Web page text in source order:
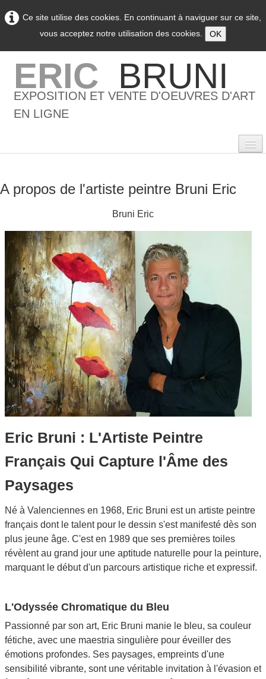
Ce site utilise des cookies. En continuant à naviguer sur ce site,
vous acceptez notre utilisation des cookies.
OK
ERIC BRUNI
EXPOSITION ET VENTE D'OEUVRES D'ART
EN LIGNE
0
L'artiste▼
Galeries▼
Vente▼
Boutique
Contact
Newsletter
BLOG
Français
A propos de l'artiste peintre Bruni Eric
Bruni Eric
Eric Bruni : L'Artiste Peintre
Français Qui Capture l'Âme des
Paysages
Né à Valenciennes en 1968, Eric Bruni est un artiste peintre
français dont le talent pour le dessin s'est manifesté dès son
plus jeune âge. C'est en 1989 que ses premières toiles
révèlent au grand jour une aptitude naturelle pour la peinture,
marquant le début d'un parcours artistique riche et expressif.
L'Odyssée Chromatique du Bleu
Passionné par son art, Eric Bruni manie le bleu, sa couleur
fétiche, avec une maestria singulière pour éveiller des
émotions profondes. Ses paysages, empreints d'une
sensibilité vibrante, sont une véritable invitation à l'évasion et